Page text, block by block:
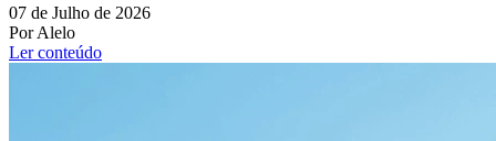
07 de Julho de 2026
Por Alelo
Ler conteúdo